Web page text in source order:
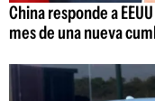
China responde a
mes de una nueva